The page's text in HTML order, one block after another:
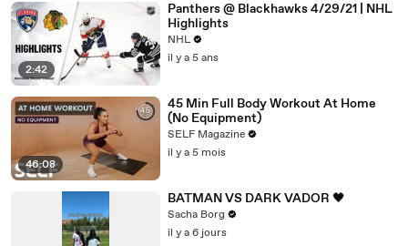
2:42
Panthers @ Blackhawks 4/29/21 | NHL
Highlights
NHL
il y a 5 ans
46:08
45 Min Full Body Workout At Home
(No Equipment)
SELF Magazine
il y a 5 mois
BATMAN VS DARK VADOR 🖤
Sacha Borg
il y a 6 jours